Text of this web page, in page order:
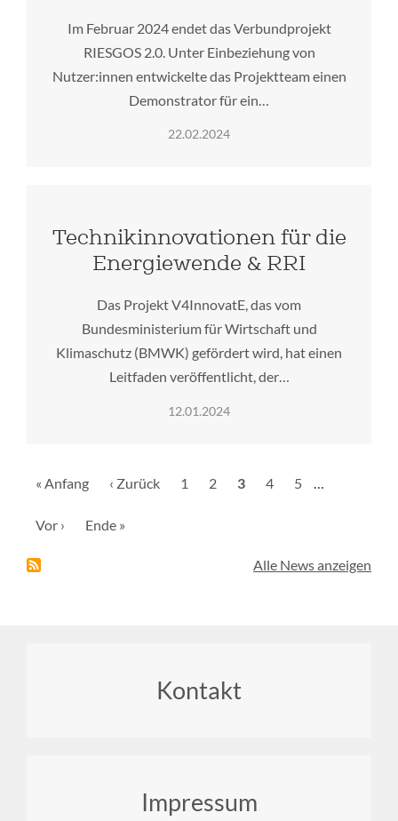
Im Februar 2024 endet das Verbundprojekt
RIESGOS 2.0. Unter Einbeziehung von
Nutzer:innen entwickelte das Projektteam einen
Demonstrator für ein…
22.02.2024
Technikinnovationen für die
Energiewende & RRI
Das Projekt V4InnovatE, das vom
Bundesministerium für Wirtschaft und
Klimaschutz (BMWK) gefördert wird, hat einen
Leitfaden veröffentlicht, der…
12.01.2024
Erste
« Anfang
Vorherige
‹ Zurück Seite
1 Seite
2
Aktuelle
3 Seite
4 Seite
5 …
Nächste
Vor ›
Letzte
Ende »
Alle News anzeigen
Kontakt
Impressum